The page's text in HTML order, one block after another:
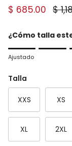
Precio de
$ 685.00 $
¿Cómo talla
Rating of 1
Middle rating
Rating of 7 means
The rating of this
Ajustado
Talla
XXS XS
XL 2XL